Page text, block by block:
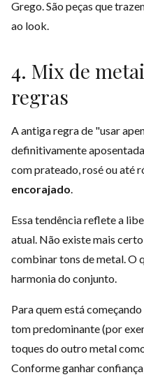
Grego. São peças que
ao look.
4. Mix de
regras
A antiga regra de "usar
definitivamente
com prateado, rosé ou até
encorajado.
Essa tendência reflete a
atual. Não existe mais
combinar tons de metal. O
harmonia do conjunto.
Para quem está
tom predominante (por
toques do outro metal
Conforme ganhar